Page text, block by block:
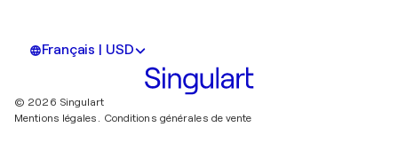
Français | USD
© 2026 Singulart
Mentions légales. Conditions générales de vente